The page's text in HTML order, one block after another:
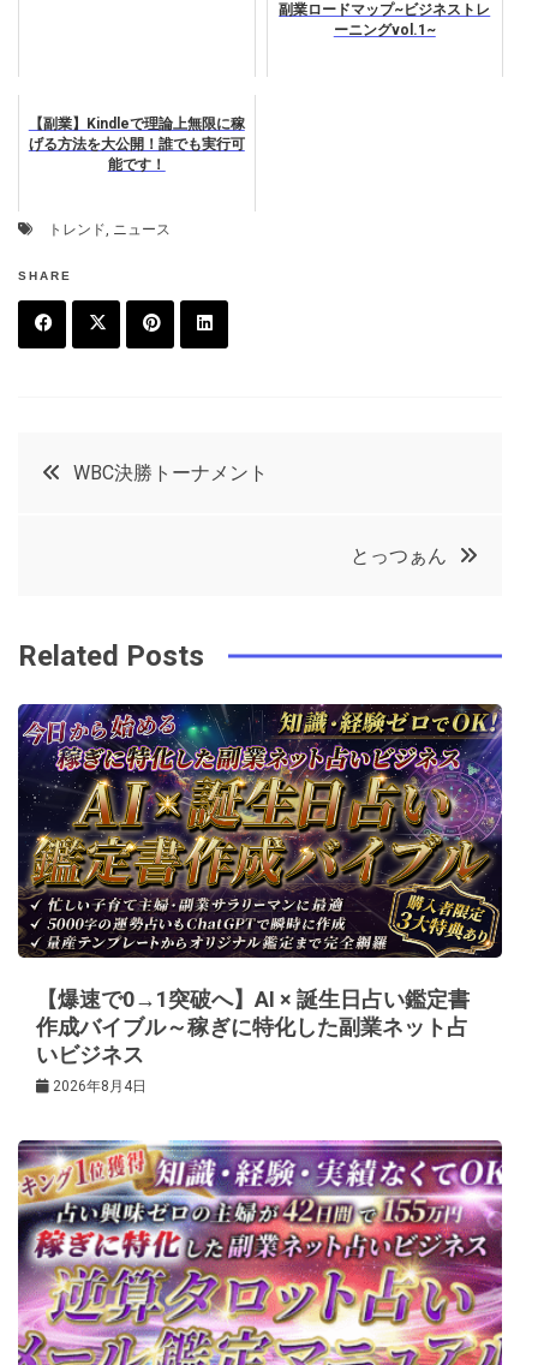
副業ロードマップ~ビジネストレ
ーニングvol.1~
【副業】Kindleで理論上無限に稼
げる方法を大公開！誰でも実行可
能です！
トレンド, ニュース
SHARE
k
t
e
t
e
投
ビ
ゲ
ー
シ
ョ
ン
WBC決勝トーナメント
とっつぁん
Related Posts
【爆速で0→1突破へ】AI × 誕生日占い鑑定書
作成バイブル～稼ぎに特化した副業ネット占
いビジネス
2026年8月4日